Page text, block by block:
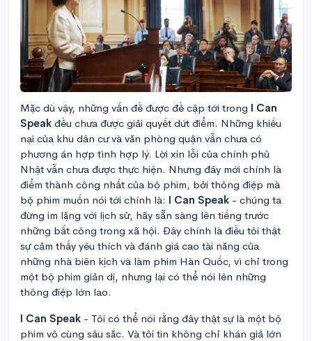
Mặc dù vậy, những vấn đề được đề cập tới trong I Can
Speak đều chưa được giải quyết dứt điểm. Những khiếu
nại của khu dân cư và văn phòng quận vẫn chưa có
phương án hợp tình hợp lý. Lời xin lỗi của chính phủ
Nhật vẫn chưa được thực hiện. Nhưng đây mới chính là
điểm thành công nhất của bộ phim, bởi thông điệp mà
bộ phim muốn nói tới chính là: I Can Speak - chúng ta
đừng im lặng với lịch sử, hãy sẵn sàng lên tiếng trước
những bất công trong xã hội. Đây chính là điều tôi thật
sự cảm thấy yêu thích và đánh giá cao tài năng của
những nhà biên kịch và làm phim Hàn Quốc, vì chỉ trong
một bộ phim giản dị, nhưng lại có thể nói lên những
thông điệp lớn lao.
I Can Speak - Tôi có thể nói rằng đây thật sự là một bộ
phim vô cùng sâu sắc. Và tôi tin không chỉ khán giả lớn